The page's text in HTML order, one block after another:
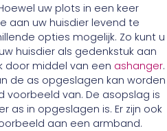
uw plots in een keer
aan uw huisdier levend te
opties mogelijk. Zo kunt u
huisdier als gedenkstuk aan
door middel van een ashanger.
de as opgeslagen kan worden
voorbeeld van. De asopslag is
as in opgeslagen is. Er zijn ook
aan een armband.